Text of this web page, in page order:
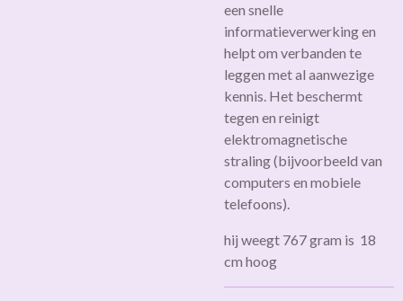
een snelle
informatieverwerking en
helpt om verbanden te
leggen met al aanwezige
kennis. Het beschermt
tegen en reinigt
elektromagnetische
straling (bijvoorbeeld van
computers en mobiele
telefoons).
hij weegt 767 gram is 18
cm hoog